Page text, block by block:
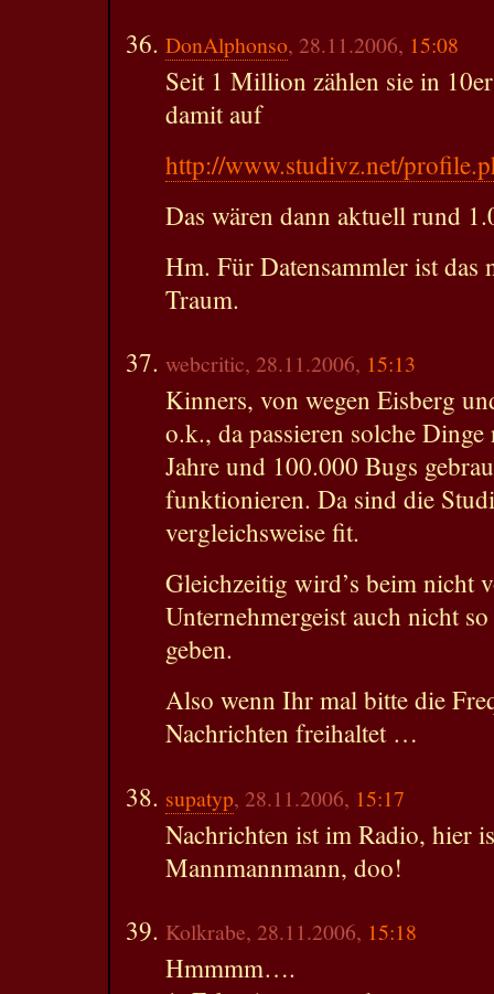
DonAlphonso, 28.11.2006, 15:08
Seit 1 Million zählen sie in
damit auf
http://www.studivz.net/
Das wären dann aktuell rund
Hm. Für Datensammler ist das
Traum.
webcritic, 28.11.2006, 15:13
Kinners, von wegen Eisberg
o.k., da passieren solche
Jahre und 100.000 Bugs
funktionieren. Da sind die
vergleichsweise fit.
Gleichzeitig wird’s beim nicht
Unternehmergeist auch nicht
geben.
Also wenn Ihr mal bitte die
Nachrichten freihaltet …
supatyp, 28.11.2006, 15:17
Nachrichten ist im Radio, hier
Mannmannmann, doo!
Kolkrabe, 28.11.2006, 15:18
Hmmmm….